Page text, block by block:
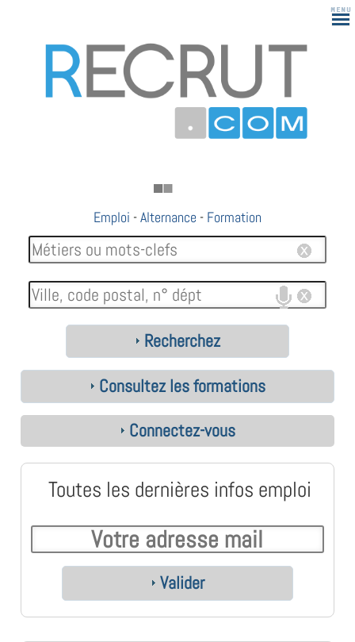
Emploi -Alternance - Formation
Recherchez
Consultez les formations
Connectez-vous
Toutes les dernières infos emploi
Valider